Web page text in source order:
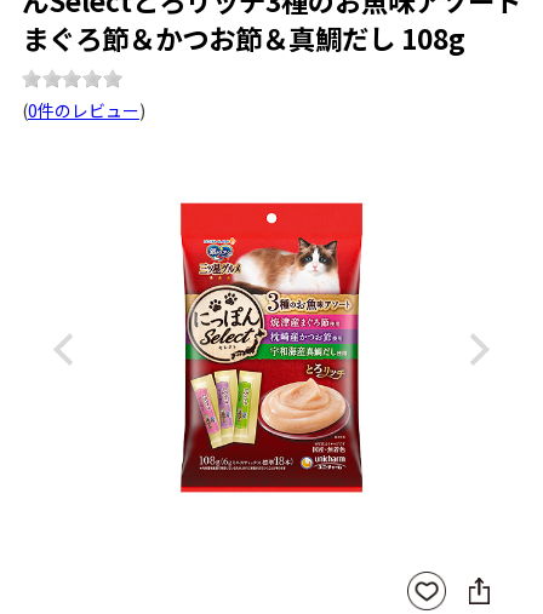
まぐろ節＆かつお節＆真鯛だし 108g
(0件のレビュー)
Previous Next
お気
に入
SNS
に